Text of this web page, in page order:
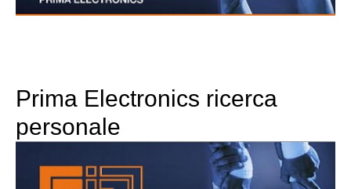
Prima Electronics ricerca
personale